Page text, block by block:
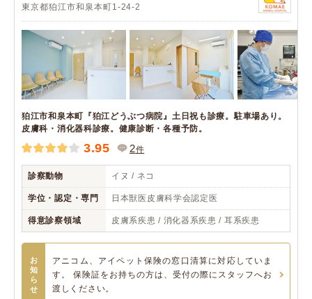
東京都狛江市和泉本町1-24-2
狛江市和泉本町『狛江どうぶつ病院』土日祝も診療。駐車場あり。
皮膚科・消化器科診療。健康診断・各種予防。
3.95 2件
診察動物 イヌ / ネコ
学位・認定・専門 日本獣医皮膚科学会認定医
得意診察領域 皮膚系疾患 / 消化器系疾患 / 耳系疾患
お
知
ら
せ
アニコム、アイペット保険の窓口清算に対応していま
す。 保険証をお持ちの方は、受付の際にスタッフへお
渡しください。